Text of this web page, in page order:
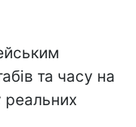
та часу на
реальних